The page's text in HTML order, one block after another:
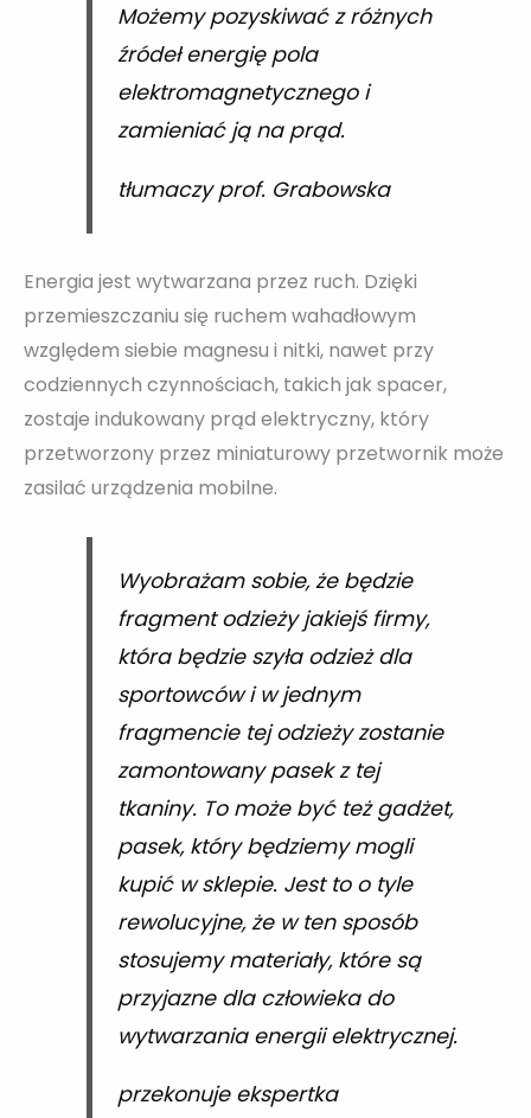
Możemy pozyskiwać z różnych
źródeł energię pola
elektromagnetycznego i
zamieniać ją na prąd.
tłumaczy prof. Grabowska
Energia jest wytwarzana przez ruch. Dzięki
przemieszczaniu się ruchem wahadłowym
względem siebie magnesu i nitki, nawet przy
codziennych czynnościach, takich jak spacer,
zostaje indukowany prąd elektryczny, który
przetworzony przez miniaturowy przetwornik może
zasilać urządzenia mobilne.
Wyobrażam sobie, że będzie
fragment odzieży jakiejś firmy,
która będzie szyła odzież dla
sportowców i w jednym
fragmencie tej odzieży zostanie
zamontowany pasek z tej
tkaniny. To może być też gadżet,
pasek, który będziemy mogli
kupić w sklepie. Jest to o tyle
rewolucyjne, że w ten sposób
stosujemy materiały, które są
przyjazne dla człowieka do
wytwarzania energii elektrycznej.
przekonuje ekspertka